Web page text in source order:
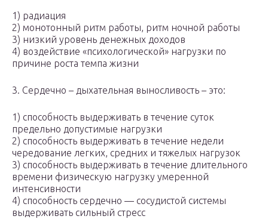
1) радиация
2) монотонный ритм работы, ритм ночной работы
3) низкий уровень денежных доходов
4) воздействие «психологической» нагрузки по
причине роста темпа жизни
3. Сердечно – дыхательная выносливость – это:
1) способность выдерживать в течение суток
предельно допустимые нагрузки
2) способность выдерживать в течение недели
чередование легких, средних и тяжелых нагрузок
3) способность выдерживать в течение длительного
времени физическую нагрузку умеренной
интенсивности
4) способность сердечно — сосудистой системы
выдерживать сильный стресс